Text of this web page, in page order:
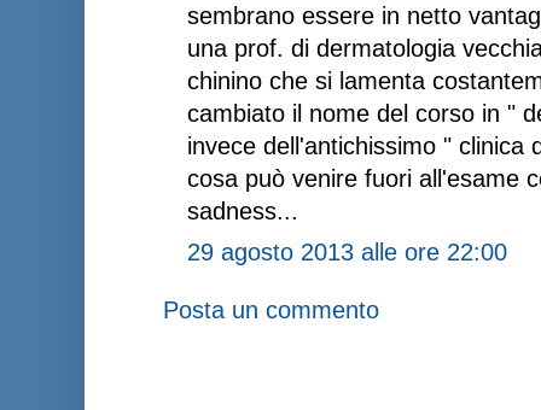
sembrano essere in netto
una prof. di dermatologia
chinino che si lamenta
cambiato il nome del corso in "
invece dell'antichissimo " clinica
cosa può venire fuori all'esame
sadness...
29 agosto 2013 alle ore 22:00
Posta un commento